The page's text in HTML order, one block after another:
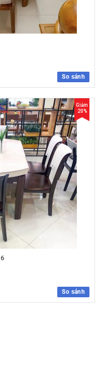
So sánh
So sánh
Giảm
20%